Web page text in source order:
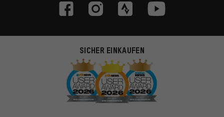
SICHER EINKAUFEN